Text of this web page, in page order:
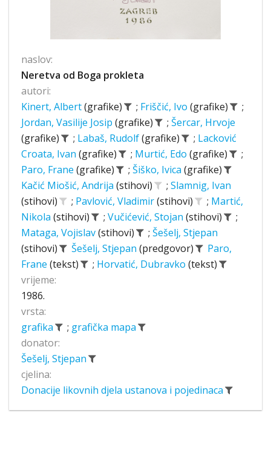
naslov:
Neretva od Boga prokleta
autori:
Kinert, Albert(grafike) ; Friščić, Ivo (grafike)
;
Jordan, Vasilije Josip (grafike) ; Šercar, Hrvoje
(grafike)
; Labaš, Rudolf(grafike) ; Lacković
Croata, Ivan (grafike) ; Murtić, Edo (grafike)
;
Paro, Frane (grafike) ; Šiško, Ivica (grafike)
Kačić Miošić, Andrija (stihovi) ; Slamnig, Ivan
(stihovi)
; Pavlović, Vladimir(stihovi) ; Martić,
Nikola (stihovi) ; Vučićević, Stojan (stihovi)
;
Mataga, Vojislav(stihovi) ; Šešelj, Stjepan
(stihovi)
Šešelj, Stjepan (predgovor)
Paro,
Frane (tekst) ; Horvatić, Dubravko (tekst)
vrijeme:
1986.
vrsta:
grafika
; grafička mapa
donator:
Šešelj, Stjepan
cjelina:
Donacije likovnih djela ustanova i pojedinaca